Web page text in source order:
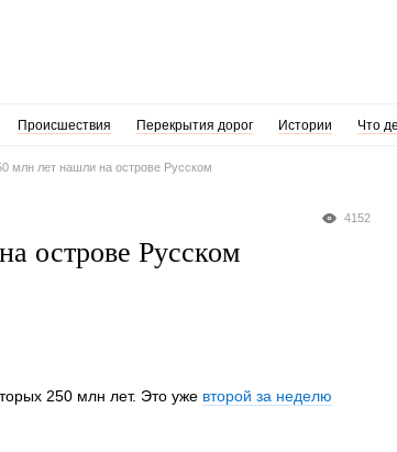
Происшествия Перекрытия дорог Истории Что
млн лет нашли на острове Русском
4152
острове Русском
250 млн лет. Это уже второй за неделю